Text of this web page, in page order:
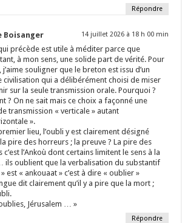
Répondre
Boisanger 14 juillet 2026 à 18 h 00 min
précède est utile à méditer parce que
à mon sens, une solide part de vérité. Pour
souligner que le breton est issu d’un
civilisation qui a délibérément choisi de miser
sur la seule transmission orale. Pourquoi ?
? On ne sait mais ce choix a façonné une
transmission « verticale » autant
».
lieu, l’oubli y est clairement désigné
pire des horreurs ; la preuve ? La pire des
c’est l’Ankoù dont certains limitent le sens à la
ils oublient que la verbalisation du substantif
est « ankouaat » c’est à dire « oublier »
dit clairement qu’il y a pire que la mort ;
Jérusalem … »
Répondre